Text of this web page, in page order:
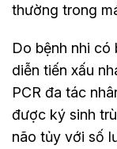
thường trong
Do bệnh nhi có
diễn tiến xấu
PCR đa tác
được ký sinh
não tủy với số